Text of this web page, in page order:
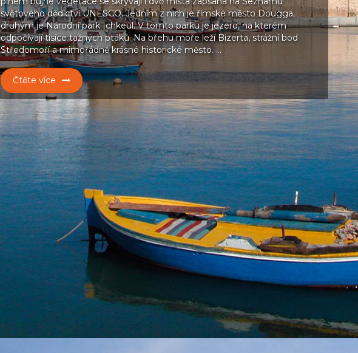
světového dědictví UNESCO. Jedním z nich je římské město Dougga,
druhým je Národní park Ichkeul. V tomto parku je jezero, na kterém
odpočívají tisíce tažných ptáků. Na břehu moře leží Bizerta, strážní bod
Středomoří a mimořádně krásné historické město. …
Čtěte více